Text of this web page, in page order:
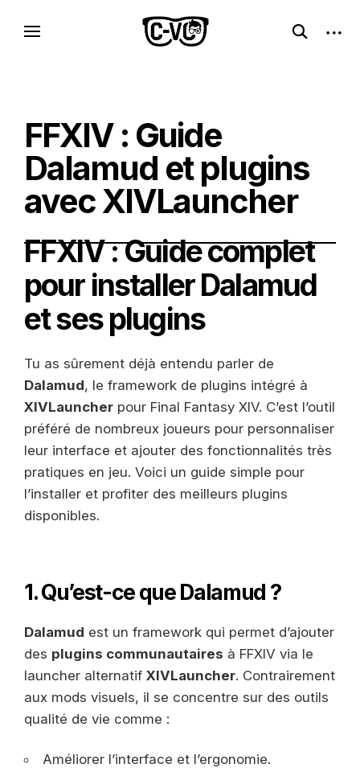
C-VC – Internet Libre, Logiciels & Culture
Geek
Logiciels libres, esprit geek
open
search
open
FFXIV : Guide
Dalamud et plugins
avec XIVLauncher
FFXIV : Guide complet
pour installer Dalamud
et ses plugins
Tu as sûrement déjà entendu parler de
Dalamud, le framework de plugins intégré à
XIVLauncher pour Final Fantasy XIV. C’est l’outil
préféré de nombreux joueurs pour personnaliser
leur interface et ajouter des fonctionnalités très
pratiques en jeu. Voici un guide simple pour
l’installer et profiter des meilleurs plugins
disponibles.
1. Qu’est-ce que Dalamud ?
Dalamud est un framework qui permet d’ajouter
des plugins communautaires à FFXIV via le
launcher alternatif XIVLauncher. Contrairement
aux mods visuels, il se concentre sur des outils
qualité de vie comme :
Améliorer l’interface et l’ergonomie.